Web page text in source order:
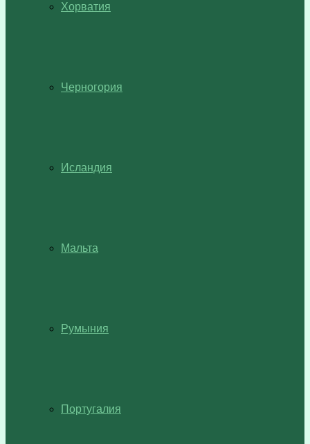
Хорватия
Черногория
Исландия
Мальта
Румыния
Португалия